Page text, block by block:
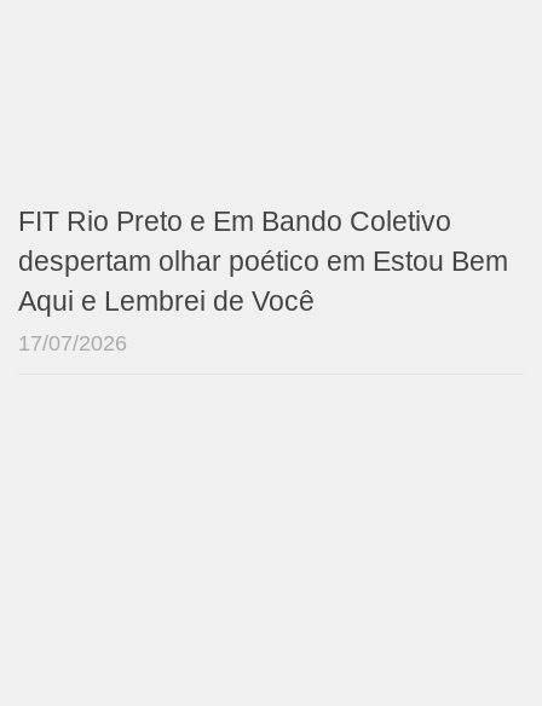
FIT Rio Preto e Em Bando Coletivo
despertam olhar poético em Estou Bem
Aqui e Lembrei de Você
17/07/2026